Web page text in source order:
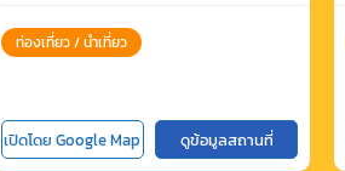
ท่องเที่ยว / นำเที่ยว
เปิดโดย Google Map ดูข้อมูลสถานที่